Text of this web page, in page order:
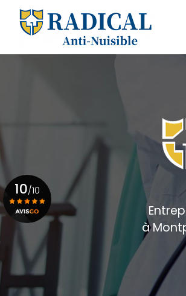
contenu
à
10/10
Voir le certificat